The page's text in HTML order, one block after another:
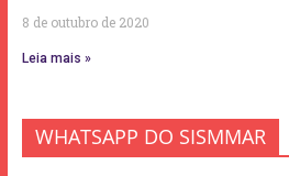
8 de outubro de 2020
Leia mais »
WHATSAPP DO SISMMAR